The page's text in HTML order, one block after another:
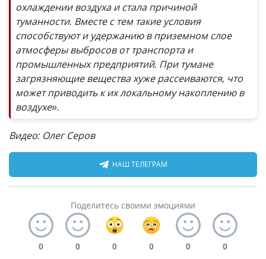
охлаждении воздуха и стала причиной
туманности. Вместе с тем такие условия
способствуют и удержанию в приземном слое
атмосферы выбросов от транспорта и
промышленных предприятий. При тумане
загрязняющие вещества хуже рассеиваются, что
может приводить к их локальному накоплению в
воздухе».
Видео: Олег Серов
НАШ ТЕЛЕГРАМ
Поделитесь своими эмоциями
0 0 0 0 0 0